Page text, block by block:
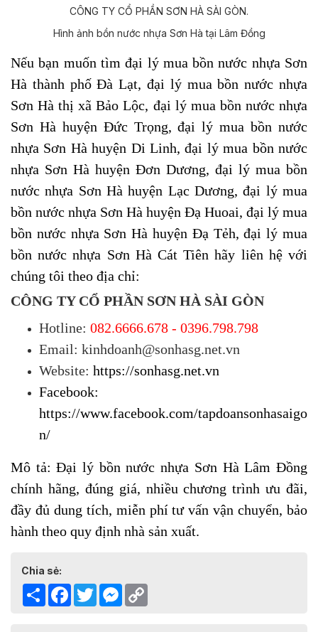
Hình ảnh bồn nước nhựa Sơn Hà tại Lâm Đồng
Nếu bạn muốn tìm đại lý mua bồn nước nhựa Sơn
Hà thành phố Đà Lạt,đại lý mua bồn nước nhựa
Sơn Hà thị xã Bảo Lộc, đại lý mua bồn nước nhựa
Sơn Hà huyện Đức Trọng, đại lý mua bồn nước
nhựa Sơn Hà huyện Di Linh,đại lý mua bồn nước
nhựa Sơn Hà huyện Đơn Dương, đại lý mua bồn
nước nhựa Sơn Hà huyện Lạc Dương,đại lý mua
bồn nước nhựa Sơn Hà huyện Đạ Huoai, đại lý mua
bồn nước nhựa Sơn Hà huyện Đạ Tẻh, đại lý mua
bồn nước nhựa Sơn Hà Cát Tiên hãy liên hệ với
chúng tôi theo địa chỉ:
CÔNG TY CỔ PHẦN SƠN HÀ SÀI GÒN
Hotline: 082.6666.678 - 0396.798.798
Email: kinhdoanh@sonhasg.net.vn
Website: https://sonhasg.net.vn
Facebook:
https://www.facebook.com/tapdoansonhasaigo
n/
Mô tả: Đại lý bồn nước nhựa Sơn Hà Lâm Đồng
chính hãng, đúng giá, nhiều chương trình ưu đãi,
đầy đủ dung tích, miễn phí tư vấn vận chuyển, bảo
hành theo quy định nhà sản xuất.
Chia sẻ:
Share Facebook
TwitterMessenger